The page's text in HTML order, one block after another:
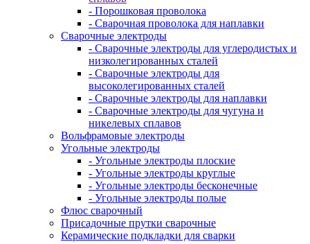
- Порошковая проволока
- Сварочная проволока для наплавки
Сварочные электроды
- Сварочные электроды для углеродистых и
низколегированных сталей
- Сварочные электроды для
высоколегированных сталей
- Сварочные электроды для наплавки
- Сварочные электроды для чугуна и
никелевых сплавов
Вольфрамовые электроды
Угольные электроды
- Угольные электроды плоские
- Угольные электроды круглые
- Угольные электроды бесконечные
- Угольные электроды полые
Флюс сварочный
Присадочные прутки сварочные
Керамические подкладки для сварки